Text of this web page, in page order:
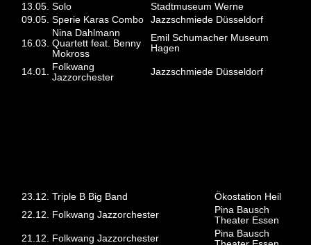
13.05. Solo
Stadtmuseum Werne
09.05. Sperie Karas Combo Jazzschmiede Düsseldorf
16.03.
Nina Dahlmann
Quartett feat. Benny
Mokross
Emil Schumacher Museum
Hagen
14.01.
Folkwang
Jazzorchester
Jazzschmiede Düsseldorf
23.12. Triple B Big Band
Ökostation Heil
22.12. Folkwang Jazzorchester
Pina Bausch
Theater Essen
21.12. Folkwang Jazzorchester
Pina Bausch